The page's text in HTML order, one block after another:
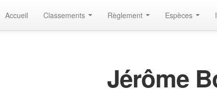
Accueil Classements Règlement Espèces
Jérôme